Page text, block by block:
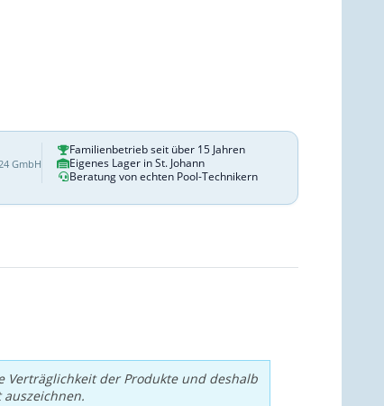
GmbH
Familienbetrieb seit über 15 Jahren
Eigenes Lager in St. Johann
Beratung von echten Pool-Technikern
Verträglichkeit der Produkte und deshalb